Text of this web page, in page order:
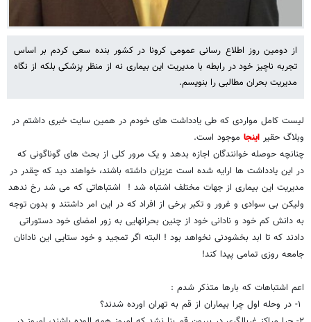
از دومین روز اطلاع رسانی عمومی کرونا در کشور بنده سعی کردم بر اساس
تجربه ناچیز خود در رابطه با مدیریت این بیماری نه از منظر پزشکی بلکه از نگاه
مدیریت بحران مطالبی را بنویسم.
لیست کامل مواردی که طی یادداشت های خودم در همین سایت خبری داشتم در
وبلاگ حقیر اینجا موجود است.
چنانچه حوصله خوانندگان اجازه بدهد و یک مرور کلی از بحث های گوناگونی که
در این یادداشت ها ارایه شده است عزیزان داشته باشند، خواهند دید که چقدر در
مدیریت این بیماری از جهات مختلف اشتباه شد ! اشتباهاتی که می شد رخ ندهد
ولیکن بی سوادی و غرور و تکبر برخی از افراد که در این امر داشتند و بدون توجه
به دانش کم خود و نادانی خود از چنین بحرانهایی به زور امضای خود دستوراتی
دادند که تا ابد بخشودنی نخواهد بود ! البته اگر تمجید و خود ستایی این نادانان
جامعه روزی تمامی پیدا کند!
اعم اشتباهات که بارها متذکر شدم :